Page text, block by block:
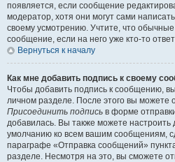
появляется, если сообщение
модератор, хотя они могут сами
своему усмотрению. Учтите, что
сообщение, если на него уже кто-то
Вернуться к началу
Как мне добавить подпись к своему
Чтобы добавить подпись к сообщению,
личном разделе. После этого вы можете
Присоединить подпись в форме
добавилась. Вы также можете настроить
умолчанию ко всем вашим сообщениям,
параграфе «Отправка сообщений»
разделе. Несмотря на это, вы сможете